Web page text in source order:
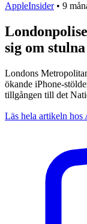
AppleInsider • 9
sig om
Londons
ökande iPhone-
tillgången till det
Läs hela artikeln hos